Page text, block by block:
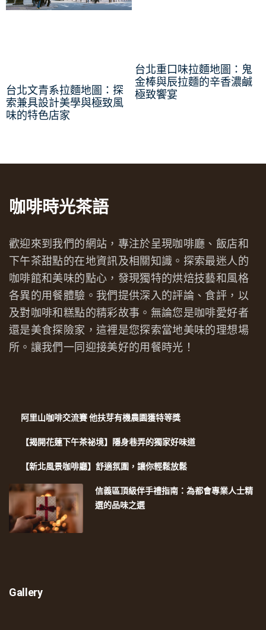
台北文青系拉麵地圖：探
索兼具設計美學與極致風
味的特色店家
台北重口味拉麵地圖：鬼
金棒與辰拉麵的辛香濃鹹
極致饗宴
咖啡時光茶語
歡迎來到我們的網站，專注於呈現咖啡廳、飯店和
下午茶甜點的在地資訊及相關知識。探索最迷人的
咖啡館和美味的點心，發現獨特的烘焙技藝和風格
各異的用餐體驗。我們提供深入的評論、食評，以
及對咖啡和糕點的精彩故事。無論您是咖啡愛好者
還是美食探險家，這裡是您探索當地美味的理想場
所。讓我們一同迎接美好的用餐時光！
阿里山咖啡交流賽 他扶芽有機農園獲特等獎
【揭開花蓮下午茶祕境】隱身巷弄的獨家好味道
【新北風景咖啡廳】舒適氛圍，讓你輕鬆放鬆
信義區頂級伴手禮指南：為都會專業人士精
選的品味之選
Gallery